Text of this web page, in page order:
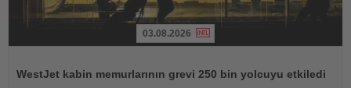
03.08.2026
WestJet kabin memurlarının grevi 250 bin yolcuyu etkiledi